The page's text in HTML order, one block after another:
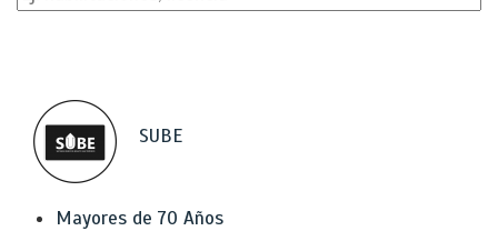
SUBE
Mayores de 70 Años